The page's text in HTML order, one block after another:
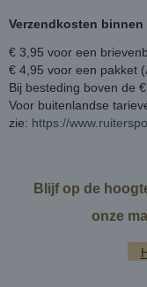
Verzendkosten binnen
€ 3,95 voor een
€ 4,95 voor een pakket
Bij besteding boven de
Voor buitenlandse
zie: https://
Blijf op de
onze